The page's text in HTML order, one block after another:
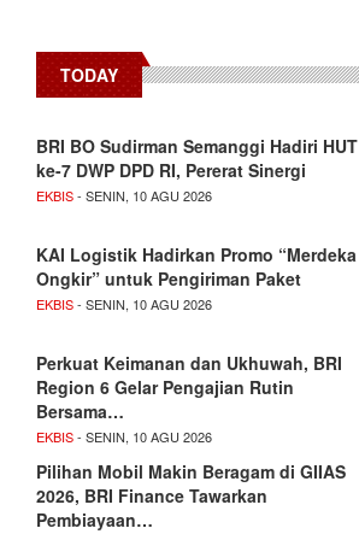
TODAY
BRI BO Sudirman Semanggi Hadiri HUT
ke-7 DWP DPD RI, Pererat Sinergi
EKBIS- SENIN, 10 AGU 2026
KAI Logistik Hadirkan Promo “Merdeka
Ongkir” untuk Pengiriman Paket
EKBIS- SENIN, 10 AGU 2026
Perkuat Keimanan dan Ukhuwah, BRI
Region 6 Gelar Pengajian Rutin
Bersama…
EKBIS- SENIN, 10 AGU 2026
Pilihan Mobil Makin Beragam di GIIAS
2026, BRI Finance Tawarkan
Pembiayaan…